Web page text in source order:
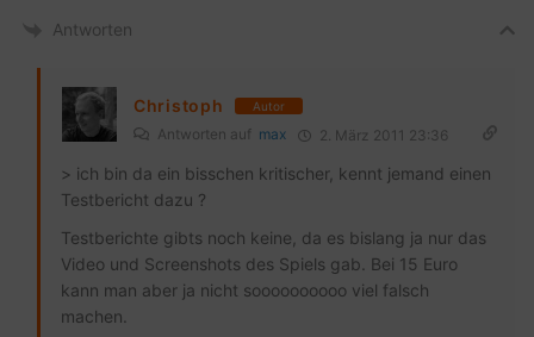
Antworten
Christoph Autor
Antworten auf max 2. März 2011 23:36
> ich bin da ein bisschen kritischer, kennt jemand einen
Testbericht dazu ?
Testberichte gibts noch keine, da es bislang ja nur das
Video und Screenshots des Spiels gab. Bei 15 Euro
kann man aber ja nicht soooooooooo viel falsch
machen.